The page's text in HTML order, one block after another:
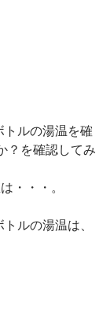
トルの湯温を確
？を確認してみ
・・・。
ルの湯温は、